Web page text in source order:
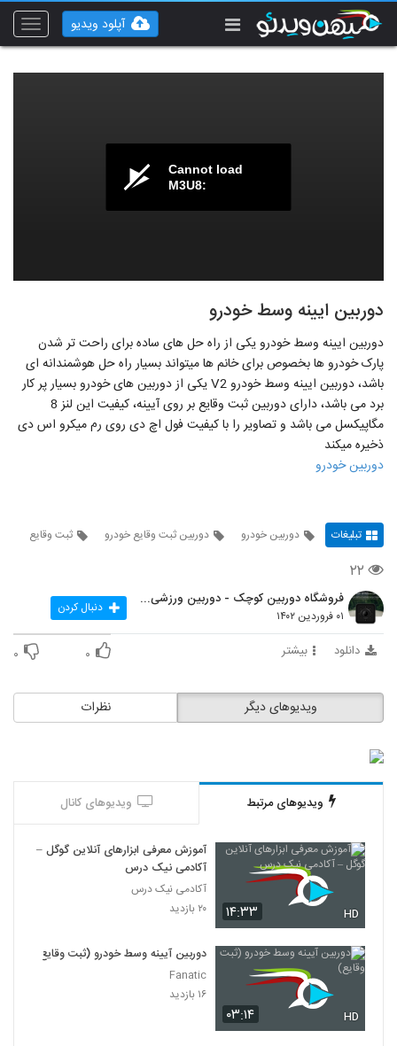
Toggle
آپلود ویدیو
Cannot load
M3U8:
دوربین ایینه وسط خودرو
دوربین ایینه وسط خودرو یکی از راه حل های ساده برای راحت تر شدن
پارک خودرو ها بخصوص برای خانم ها میتواند بسیار راه حل هوشمندانه ای
باشد، دوربین ایینه وسط خودرو V2 یکی از دوربین های خودرو بسیار پر کار
برد می باشد، دارای دوربین ثبت وقایع بر روی آیینه، کیفیت این لنز 8
مگاپیکسل می باشد و تصاویر را با کیفیت فول اچ دی روی رم میکرو اس دی
ذخیره میکند
دوربین خودرو
تبلیغات دوربین خودرو دوربین ثبت وقایع خودرو ثبت وقایع
۲۲
فروشگاه دوربین کوچک - دوربین ورزشی - دوربین ریز
۰۱ فروردین ۱۴۰۲ دنبال کردن
دانلود بیشتر ۰ ۰
نظرات ویدیوهای دیگر
ویدیوهای مرتبط ویدیوهای کانال
۱۴:۳۳ HD
آموزش معرفی ابزارهای آنلاین گوگل –
آکادمی نیک درس
آکادمی نیک درس
۲۰ بازدید
۰۳:۱۴ HD
دوربین آیینه وسط خودرو (ثبت وقایع)
Fanatic
۱۶ بازدید